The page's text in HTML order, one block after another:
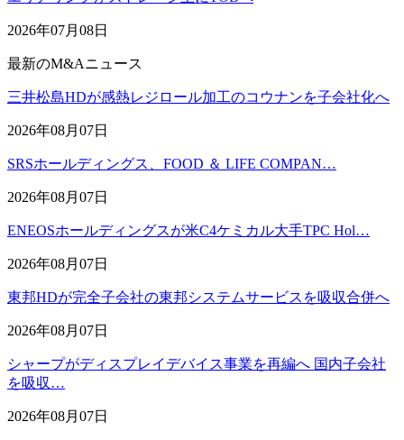
2026年07月08日
最新のM&Aニュース
三井松島HDが感熱レジロール加工のコウナンを子会社化へ
2026年08月07日
SRSホールディングス、FOOD ＆ LIFE COMPAN…
2026年08月07日
ENEOSホールディングスが米C4ケミカル大手TPC Hol…
2026年08月07日
東邦HDが完全子会社の東邦システムサービスを吸収合併へ
2026年08月07日
シャープがディスプレイデバイス事業を再編へ 国内子会社
を吸収…
2026年08月07日